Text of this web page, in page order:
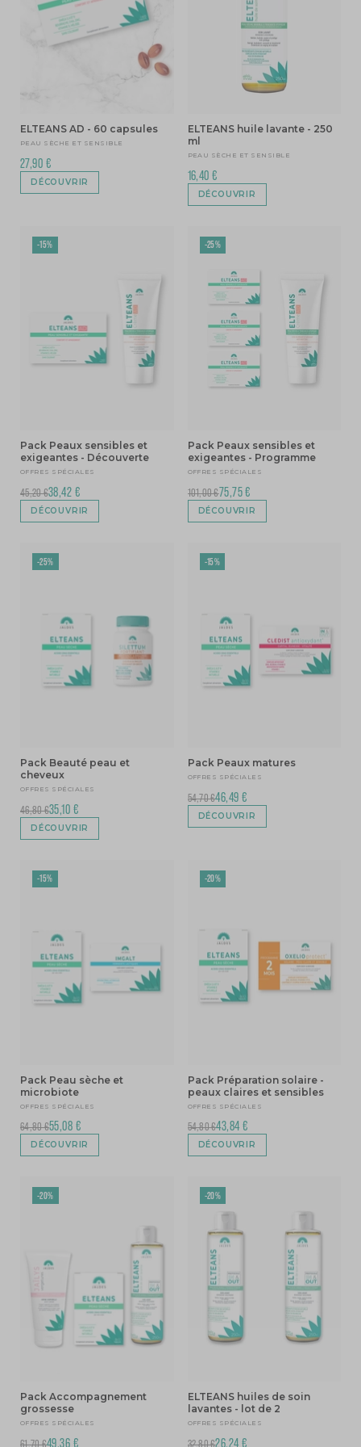
ELTEANS AD - 60 capsules
PEAU SÈCHE ET SENSIBLE
27,90 €
DÉCOUVRIR
ELTEANS huile lavante - 250
ml
PEAU SÈCHE ET SENSIBLE
16,40 €
DÉCOUVRIR
Pack Peaux sensibles et
exigeantes - Découverte
OFFRES SPÉCIALES
45,20 €38,42 €
DÉCOUVRIR
-15%
Pack Peaux sensibles et
exigeantes - Programme
OFFRES SPÉCIALES
101,00 €75,75 €
DÉCOUVRIR
-25%
Pack Beauté peau et
cheveux
OFFRES SPÉCIALES
46,80 €35,10 €
DÉCOUVRIR
-25%
Pack Peaux matures
OFFRES SPÉCIALES
54,70 €46,49 €
DÉCOUVRIR
-15%
Pack Peau sèche et
microbiote
OFFRES SPÉCIALES
64,80 €55,08 €
DÉCOUVRIR
-15%
Pack Préparation solaire -
peaux claires et sensibles
OFFRES SPÉCIALES
54,80 €43,84 €
DÉCOUVRIR
-20%
Pack Accompagnement
grossesse
OFFRES SPÉCIALES
61,70 €49,36 €
-20%
ELTEANS huiles de soin
lavantes - lot de 2
OFFRES SPÉCIALES
32,80 €26,24 €
-20%